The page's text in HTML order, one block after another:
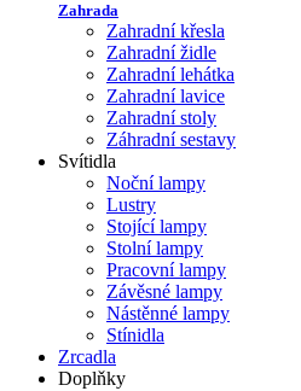
Zahrada
Zahradní křesla
Zahradní židle
Zahradní lehátka
Zahradní lavice
Zahradní stoly
Záhradní sestavy
Svítidla
Noční lampy
Lustry
Stojící lampy
Stolní lampy
Pracovní lampy
Závěsné lampy
Nástěnné lampy
Stínidla
Zrcadla
Doplňky